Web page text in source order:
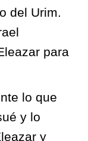
del Urim.
para
lo que
y lo
y